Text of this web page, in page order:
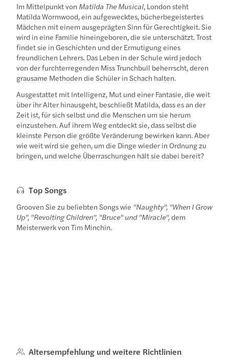
Im Mittelpunkt von Matilda The Musical, London steht
Matilda Wormwood, ein aufgewecktes, bücherbegeistertes
Mädchen mit einem ausgeprägten Sinn für Gerechtigkeit. Sie
wird in eine Familie hineingeboren, die sie unterschätzt. Trost
findet sie in Geschichten und der Ermutigung eines
freundlichen Lehrers. Das Leben in der Schule wird jedoch
von der furchterregenden Miss Trunchbull beherrscht, deren
grausame Methoden die Schüler in Schach halten.
Ausgestattet mit Intelligenz, Mut und einer Fantasie, die weit
über ihr Alter hinausgeht, beschließt Matilda, dass es an der
Zeit ist, für sich selbst und die Menschen um sie herum
einzustehen. Auf ihrem Weg entdeckt sie, dass selbst die
kleinste Person die größte Veränderung bewirken kann. Aber
wie weit wird sie gehen, um die Dinge wieder in Ordnung zu
bringen, und welche Überraschungen hält sie dabei bereit?
Top Songs
Grooven Sie zu beliebten Songs wie "Naughty", "When I Grow
Up", "Revolting Children", "Bruce" und "Miracle",dem
Meisterwerk von Tim Minchin.
Altersempfehlung und weitere Richtlinien